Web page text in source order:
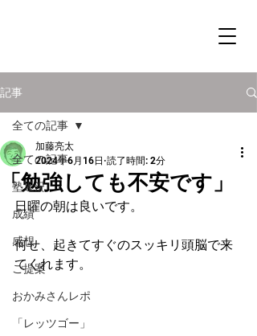
記事
全ての記事
塾近況
成績
感想
ご提案
おかみさんレポ
「レッツゴー」
全ての記事
「勉強しても不安です」
加藤亮太
2024年6月16日 読了時間: 2分
日曜の朝は良いです。
何せ、起きてすぐのスッキリ頭脳で来
てくれます。